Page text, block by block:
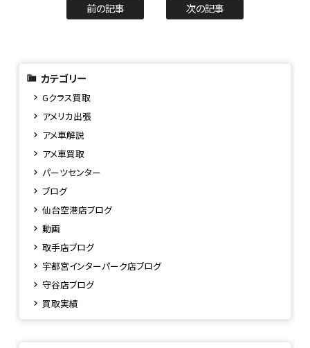
前の記事 次の記事
カテゴリー
Gクラス買取
アメリカ出張
アメ車解説
アメ車買取
パーツセンター
ブログ
仙台空港店ブログ
動画
取手店ブログ
宇都宮インターパーク店ブログ
守谷店ブログ
買取実績